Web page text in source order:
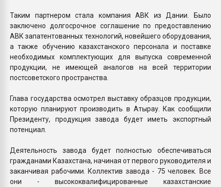
Таким партнером стала компания АВК из Дании. Было
заключено долгосрочное соглашение по предоставлению
АВК запатентованных технологий, новейшего оборудования,
а также обучению казахстанского персонала и поставке
необходимых комплектующих для выпуска современной
продукции, не имеющей аналогов на всей территории
постсоветского пространства.
Глава государства осмотрел выставку образцов продукции,
которую планируют производить в Атырау. Как сообщили
Президенту, продукция завода будет иметь экспортный
потенциал.
Деятельность завода будет полностью обеспечиваться
гражданами Казахстана, начиная от первого руководителя и
заканчивая рабочими. Коллектив завода - 75 человек. Все
они - высококвалифицированные казахстанские